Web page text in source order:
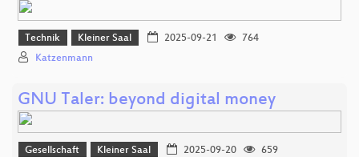
Technik Kleiner Saal 2025-09-21
764
Katzenmann
GNU Taler: beyond digital money
Gesellschaft Kleiner Saal 2025-09-20
659